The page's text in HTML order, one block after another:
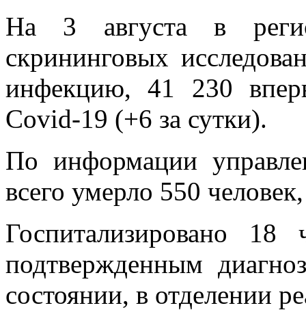
На 3 августа в
скрининговых
инфекцию, 41 230
Covid-19 (+6 за сутки).
По информации
всего умерло 550
Госпитализировано
подтвержденным
состоянии, в отделении